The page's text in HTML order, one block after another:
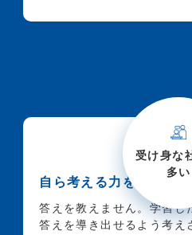
受け身な
多い
自ら考える力を身に付け
答えを教えません。学習し
答えを導き出せるよう考え